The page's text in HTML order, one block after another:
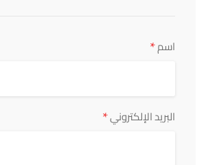
اسم*
البريد الإلكتروني*